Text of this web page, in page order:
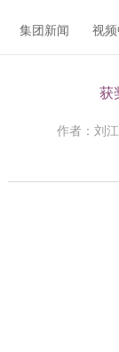
集团新闻 视
获
作者：刘